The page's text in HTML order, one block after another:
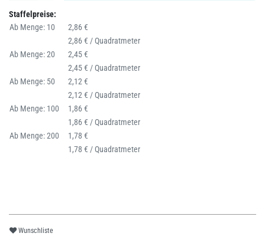
Staffelpreise:
Ab Menge: 10
2,86 €
2,86 € / Quadratmeter
Ab Menge: 20
2,45 €
2,45 € / Quadratmeter
Ab Menge: 50
2,12 €
2,12 € / Quadratmeter
Ab Menge: 100
1,86 €
1,86 € / Quadratmeter
Ab Menge: 200
1,78 €
1,78 € / Quadratmeter
Wunschliste